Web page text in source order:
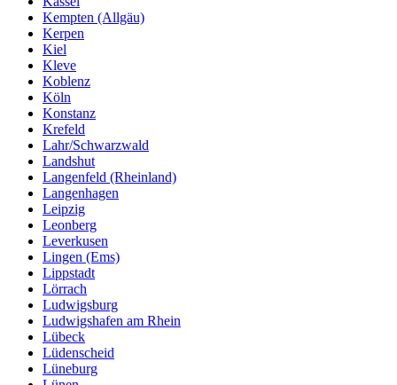
Kempten (Allgäu)
Kerpen
Kiel
Kleve
Koblenz
Köln
Konstanz
Krefeld
Lahr/Schwarzwald
Landshut
Langenfeld (Rheinland)
Langenhagen
Leipzig
Leonberg
Leverkusen
Lingen (Ems)
Lippstadt
Lörrach
Ludwigsburg
Ludwigshafen am Rhein
Lübeck
Lüdenscheid
Lüneburg